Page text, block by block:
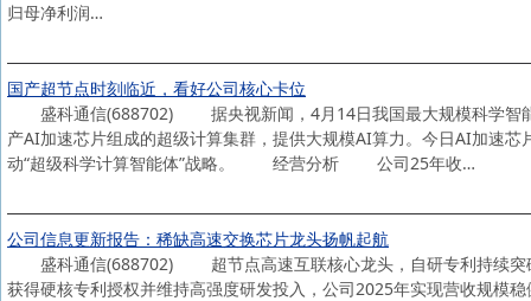
归母净利润…
国产超节点时刻临近，看好公司核心卡位
盛科通信(688702) 据央视新闻，4月14日我国最大规模科学智能
产AI加速芯片组成的超级计算集群，提供大规模AI算力。今日AI加速
动“超级科学计算智能体”战略。 经营分析 公司25年收…
公司信息更新报告：稀缺高速交换芯片龙头扬帆起航
盛科通信(688702) 超节点高速互联核心龙头，自研专利持续突
获得硬核专利授权并维持高强度研发投入，公司2025年实现营收规模